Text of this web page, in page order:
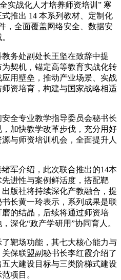
实战化人才培养师资培训” 寒
推出 14 本系列教材、定制化
，全面覆盖网络安全、数据安
务处副处长王坚在致辞中提
契机，锚定高等教育实战化转
用壁垒，推动产业场景、实战
资培育，构建与国家战略相适
全专业教学指导委员会秘书长
加快教学改革步伐，充分用好
与师资培训机会，全面提升人
军介绍，此次联合推出的14本
进性与案例鲜活度，搭配靶
版社将持续深化产教融合，提
长黄一玲表示，系列成果是联
的结晶，后续将通过师资培
深化“政产学研用”协同育人。
靶场功能，其七大核心能力与
保联盟副秘书长李红霞介绍了
大建设目标与三类阶梯式建设
项目。